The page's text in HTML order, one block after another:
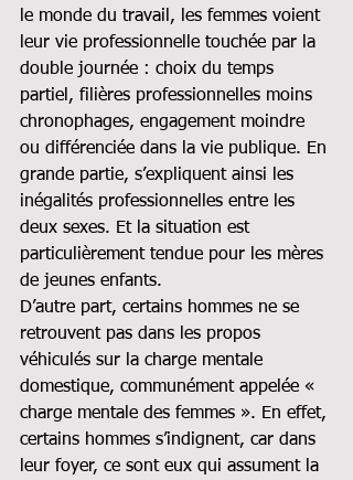
le monde du travail, les femmes voient
leur vie professionnelle touchée par la
double journée : choix du temps
partiel, filières professionnelles moins
chronophages, engagement moindre
ou différenciée dans la vie publique. En
grande partie, s’expliquent ainsi les
inégalités professionnelles entre les
deux sexes. Et la situation est
particulièrement tendue pour les mères
de jeunes enfants.
D’autre part, certains hommes ne se
retrouvent pas dans les propos
véhiculés sur la charge mentale
domestique, communément appelée «
charge mentale des femmes ». En effet,
certains hommes s’indignent, car dans
leur foyer, ce sont eux qui assument la